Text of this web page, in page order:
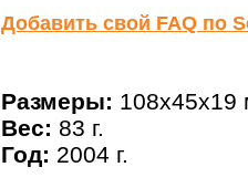
Добавить свой FAQ по
Размеры: 108x45x19
Вес: 83 г.
Год: 2004 г.